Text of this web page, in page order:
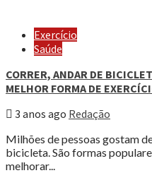
Exercício
Saúde
CORRER, ANDAR DE
MELHOR FORMA DE
3 anos ago Redação
Milhões de pessoas gostam
bicicleta. São formas
melhorar...